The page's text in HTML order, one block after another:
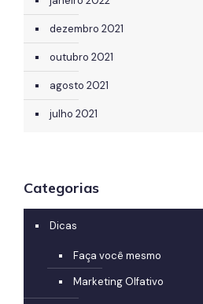
dezembro 2021
outubro 2021
agosto 2021
julho 2021
Categorias
Dicas
Faça você mesmo
Marketing Olfativo